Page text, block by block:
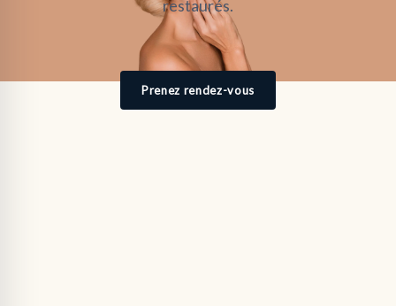
restaurés.
Prenez rendez-vous